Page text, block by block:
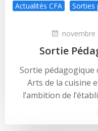
Actualités CFA Sorties
novembre
Sortie
Sortie pédagogique
Arts de la cuisine
l’ambition de